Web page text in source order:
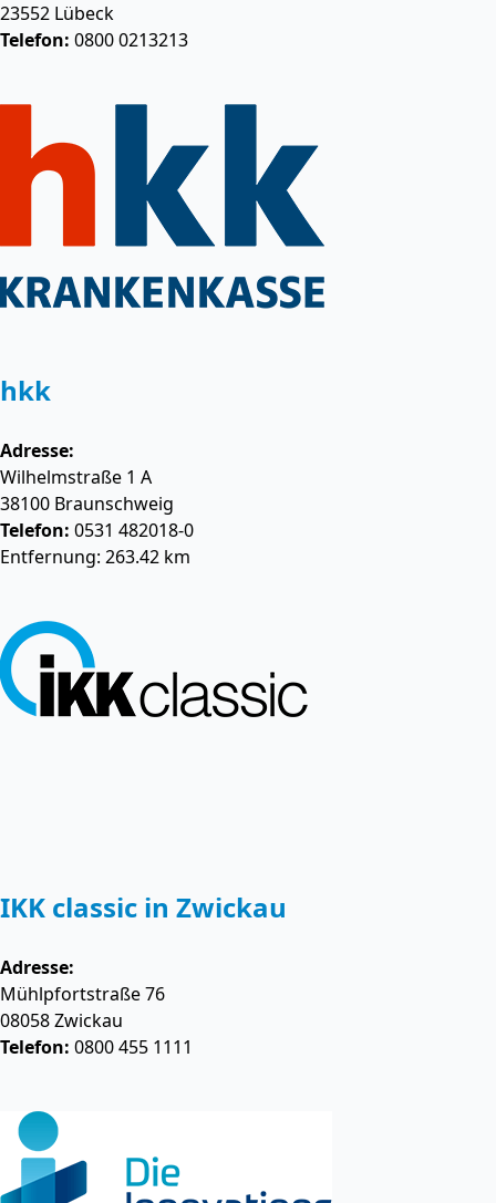
23552 Lübeck
Telefon: 0800 0213213
hkk
Adresse:
Wilhelmstraße 1 A
38100 Braunschweig
Telefon: 0531 482018-0
Entfernung: 263.42 km
IKK classic in Zwickau
Adresse:
Mühlpfortstraße 76
08058Zwickau
Telefon: 0800 455 1111